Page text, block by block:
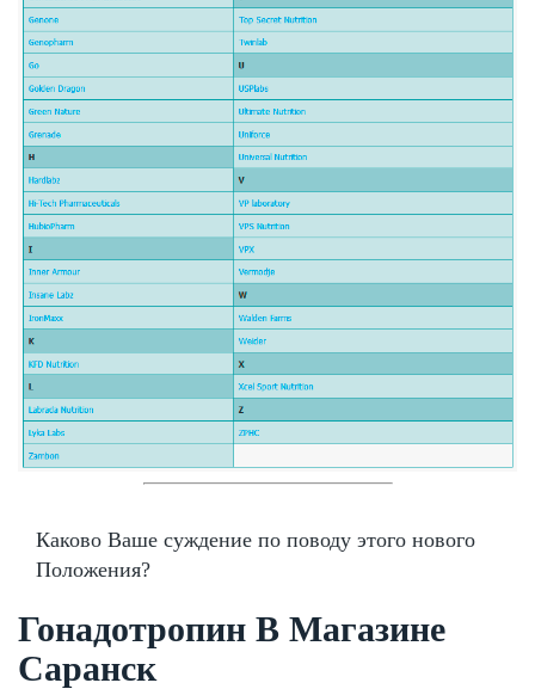
Каково Ваше суждение по поводу этого нового
Положения?
Гонадотропин В Магазине
Саранск